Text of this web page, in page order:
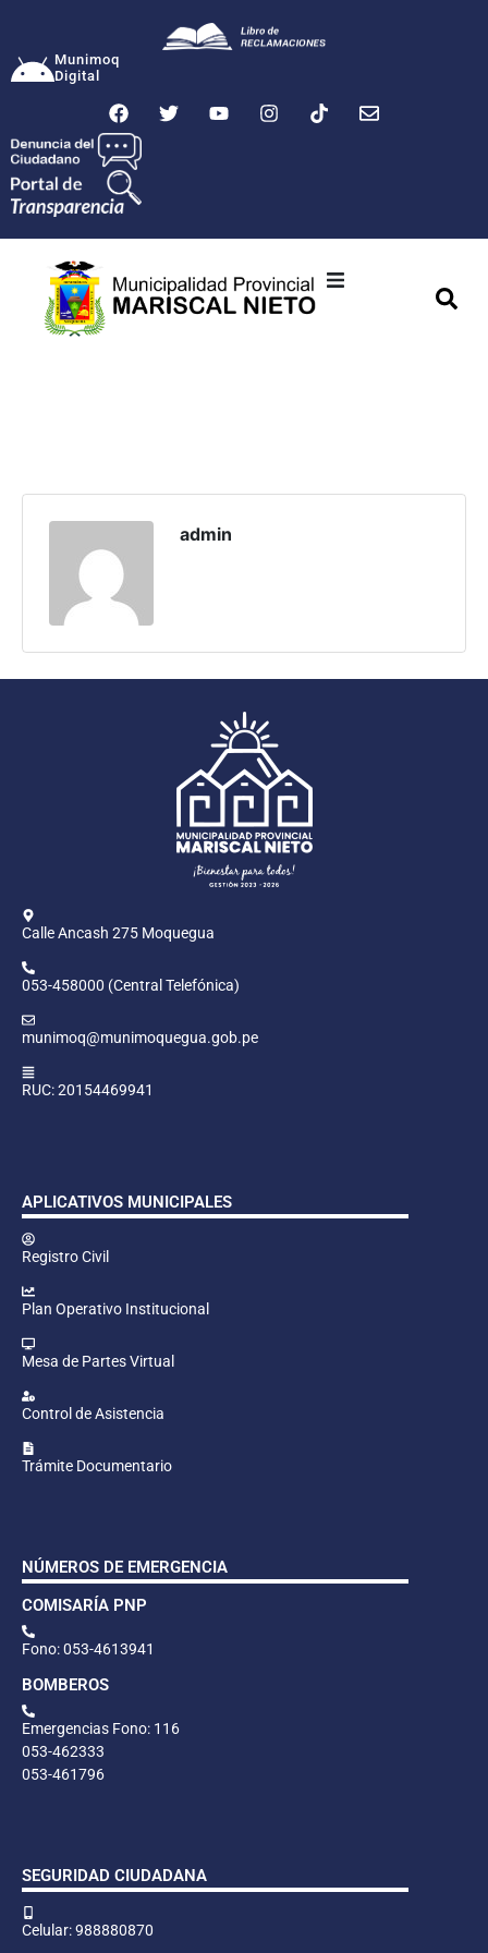
Munimoq
Digital
admin
Calle Ancash 275 Moquegua
053-458000 (Central Telefónica)
munimoq@munimoquegua.gob.pe
RUC: 20154469941
APLICATIVOS MUNICIPALES
Registro Civil
Plan Operativo Institucional
Mesa de Partes Virtual
Control de Asistencia
Trámite Documentario
NÚMEROS DE EMERGENCIA
COMISARÍA PNP
Fono: 053-4613941
BOMBEROS
Emergencias Fono: 116
053-462333
053-461796
SEGURIDAD CIUDADANA
Celular: 988880870